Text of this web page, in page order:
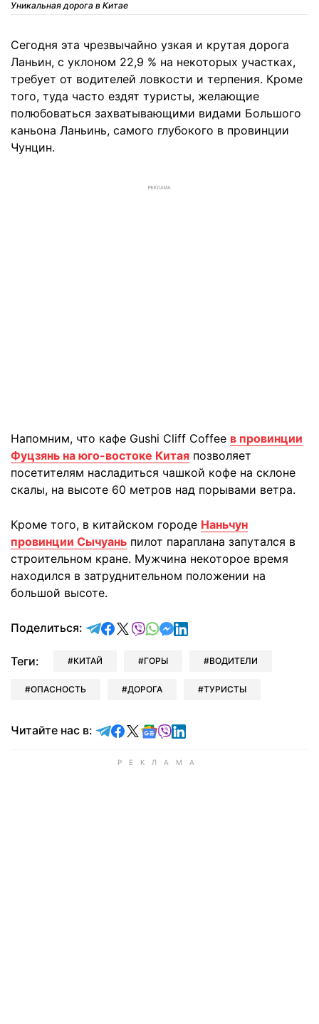
Уникальная дорога в Китае
Сегодня эта чрезвычайно узкая и крутая дорога
Ланьин, с уклоном 22,9 % на некоторых участках,
требует от водителей ловкости и терпения. Кроме
того, туда часто ездят туристы, желающие
полюбоваться захватывающими видами Большого
каньона Ланьинь, самого глубокого в провинции
Чунцин.
РЕКЛАМА
Напомним, что кафе Gushi Cliff Coffee в провинции
Фуцзянь на юго-востоке Китая позволяет
посетителям насладиться чашкой кофе на склоне
скалы, на высоте 60 метров над порывами ветра.
Кроме того, в китайском городе Наньчун
провинции Сычуань пилот параплана запутался в
строительном кране. Мужчина некоторое время
находился в затруднительном положении на
большой высоте.
Поделиться: отправить в Telegram
поделиться в Facebook
поделиться в X
отправить в Viber
отправить в Whatsapp
отправить в Messenger
отправить в LinkedIn
Теги: КИТАЙ ГОРЫ ВОДИТЕЛИ
ОПАСНОСТЬ ДОРОГА ТУРИСТЫ
Читайте нас в: Читайте в Telegram
Читайте в Facebook
Читайте в X
Читайте в Google news
Читайте в Viber
Читайте в LinkedIn